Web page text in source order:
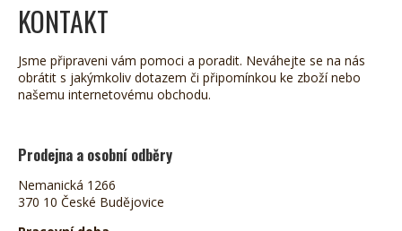
KONTAKT
Jsme připraveni vám pomoci a poradit. Neváhejte se na nás
obrátit s jakýmkoliv dotazem či připomínkou ke zboží nebo
našemu internetovému obchodu.
Prodejna a osobní odběry
Nemanická 1266
370 10 České Budějovice